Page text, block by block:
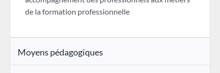
de la formation professionnelle
Moyens pédagogiques